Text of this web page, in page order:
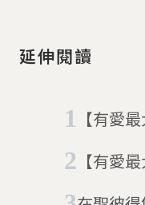
延伸閱讀
【有愛
【有愛